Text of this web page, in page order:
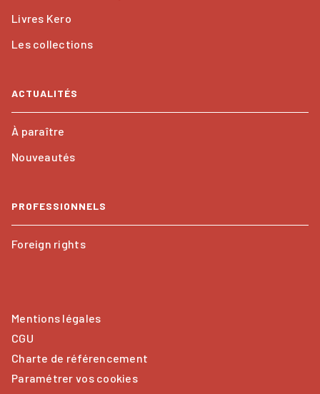
Livres Kero
Les collections
ACTUALITÉS
À paraître
Nouveautés
PROFESSIONNELS
Foreign rights
Mentions légales
CGU
Charte de référencement
Paramétrer vos cookies